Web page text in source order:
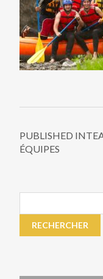
PUBLISHED IN
ÉQUIPES